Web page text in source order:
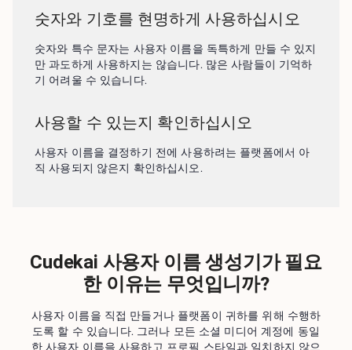
숫자와 기호를 현명하게 사용하십시오
숫자와 특수 문자는 사용자 이름을 독특하게 만들 수 있지
만 과도하게 사용하지는 않습니다. 많은 사람들이 기억하
기 어려울 수 있습니다.
사용할 수 있는지 확인하십시오
사용자 이름을 결정하기 전에 사용하려는 플랫폼에서 아
직 사용되지 않은지 확인하십시오.
Cudekai 사용자 이름 생성기가 필요
한 이유는 무엇입니까?
사용자 이름을 직접 만들거나 플랫폼이 귀하를 위해 수행하
도록 할 수 있습니다. 그러나 모든 소셜 미디어 계정에 동일
한 사용자 이름을 사용하고 프로필 스타일과 일치하지 않으